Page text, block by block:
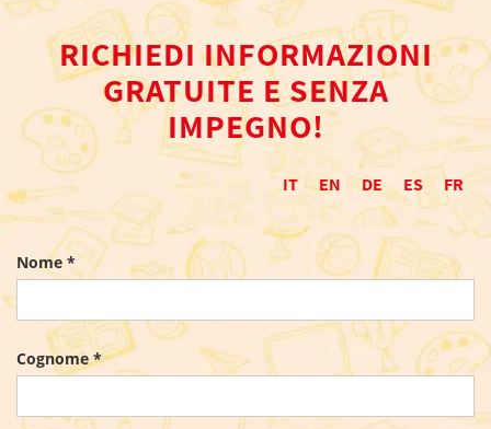
RICHIEDI INFORMAZIONI
GRATUITE E SENZA
IMPEGNO!
IT EN DE ES FR
Nome *
Cognome *